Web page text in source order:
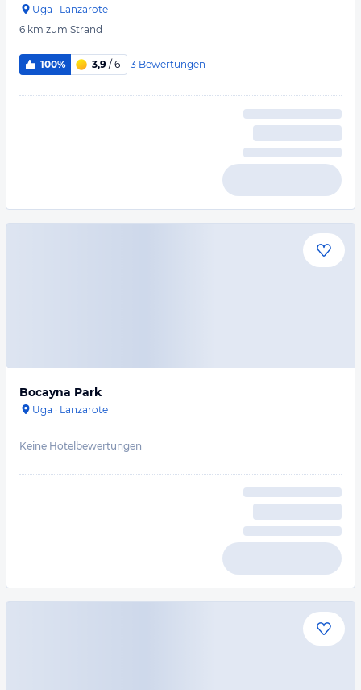
Uga · Lanzarote
6 km zum Strand
100% 3,9 / 6 3 Bewertungen
Bocayna Park
Uga · Lanzarote
Keine Hotelbewertungen